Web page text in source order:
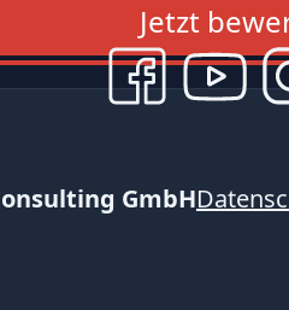
Jetzt
GmbH